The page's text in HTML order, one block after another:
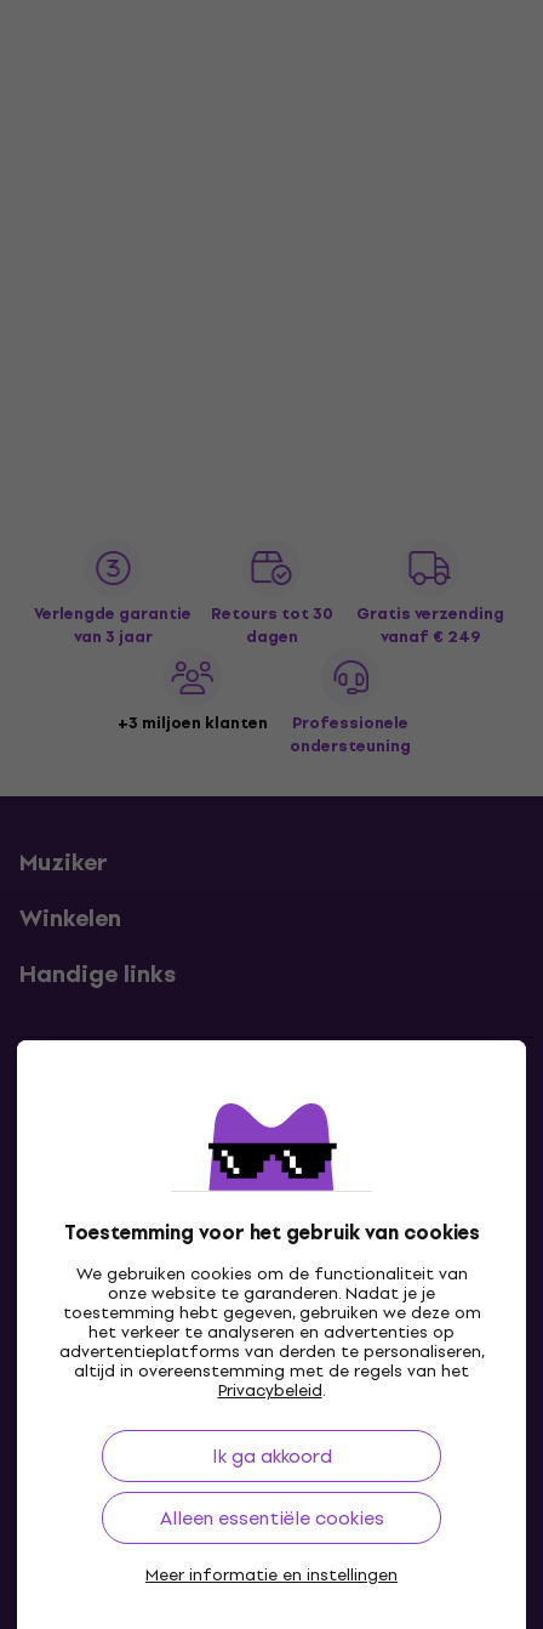
Toestemming voor het gebruik van cookies
We gebruiken cookies om de functionaliteit van
onze website te garanderen. Nadat je je
toestemming hebt gegeven, gebruiken we deze om
het verkeer te analyseren en advertenties op
advertentieplatforms van derden te personaliseren,
altijd in overeenstemming met de regels van het
Privacybeleid.
Ik ga akkoord
Alleen essentiële cookies
Meer informatie en instellingen
Verlengde garantie
van 3 jaar
Retours tot 30
dagen
Gratis verzending
vanaf € 249
+3 miljoen klanten
Professionele
ondersteuning
Muziker
Winkelen
Handige links
Neem contact met ons op
NL